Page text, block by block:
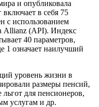
и опубликовала
в себя 75
с использованием
Allianz (API). Индекс
40 параметров,
1 означает наилучший
уровень жизни в
размеры пенсий,
для пенсионеров,
услугам и др.